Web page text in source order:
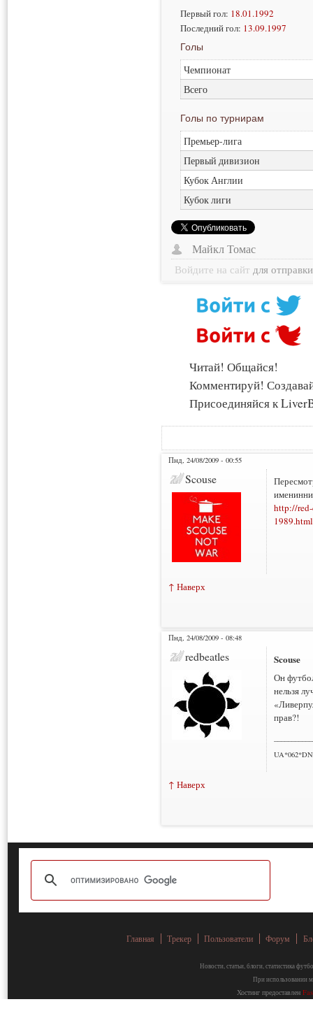
Первый гол: 18.01.1992
Последний гол: 13.09.1997
Голы
Чемпионат
Всего
Голы по турнирам
Премьер-лига
Первый дивизион
Кубок Англии
Кубок лиги
Майкл Томас
Войдите на сайт для
Читай! Общайся!
Комментируй!
Присоединяйся к
Пнд, 24/08/2009 - 00:55
Scouse
http://
1989.html
↑ Наверх
Пнд, 24/08/2009 - 08:48
redbeatles Scouse
Он
нельзя
прав?!
UA*062*DN
↑ Наверх
Главная Трекер Пользователи Форум
Новости, статьи, блоги, статистика
При использовании
Хостинг предоставлен